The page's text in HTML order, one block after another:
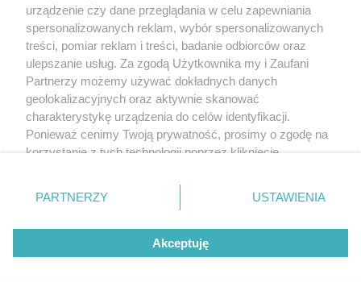
urządzenie czy dane przeglądania w celu zapewniania
spersonalizowanych reklam, wybór spersonalizowanych
treści, pomiar reklam i treści, badanie odbiorców oraz
ulepszanie usług. Za zgodą Użytkownika my i Zaufani
Partnerzy możemy używać dokładnych danych
geolokalizacyjnych oraz aktywnie skanować
charakterystykę urządzenia do celów identyfikacji.
Ponieważ cenimy Twoją prywatność, prosimy o zgodę na
korzystanie z tych technologii poprzez kliknięcie
zmienić/wycofać klikając przycisk ustawień prywatności
znajdujący się w lewym dolnym rogu strony
rodzaje przetwarzania danych nie wymagają zgody
użytkownika, ale masz prawo sprzeciwić się takiemu
przetwarzaniu. Preferencje będą miały zastosowanie tylko
PARTNERZY USTAWIENIA
Akceptuję